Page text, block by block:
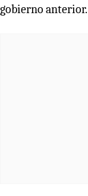
gobierno anterior.